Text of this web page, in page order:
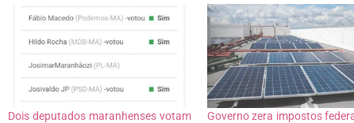
Dois deputados maranhenses votam
Governo zera impostos